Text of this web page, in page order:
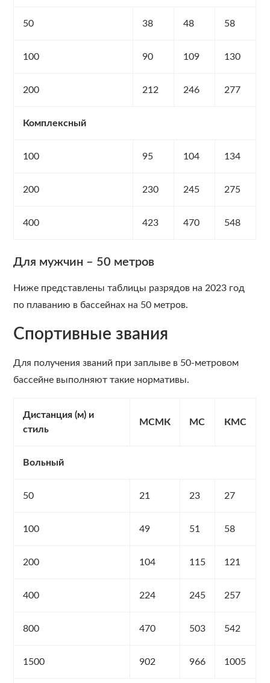
50 38 48 58
100 90 109 130
200 212 246 277
Комплексный
100 95 104 134
200 230 245 275
400 423 470 548
Для мужчин – 50 метров
Ниже представлены таблицы разрядов на 2023 год
по плаванию в бассейнах на 50 метров.
Спортивные звания
Для получения званий при заплыве в 50-метровом
бассейне выполняют такие нормативы.
Дистанция (м) и
стиль
МСМК МС КМС
Вольный
50 21 23 27
100 49 51 58
200 104 115 121
400 224 245 257
800 470 503 542
1500 902 966 1005